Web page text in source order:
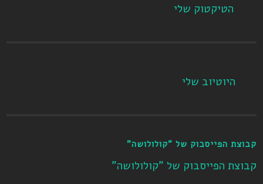
הטיקטוק שלי
היוטיוב שלי
קבוצת הפייסבוק של "קולולושה"
קבוצת הפייסבוק של "קולולושה"